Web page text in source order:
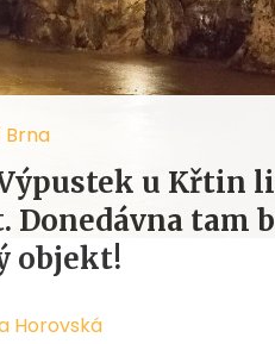
u Křtin
Donedávna tam
objekt!
Horovská